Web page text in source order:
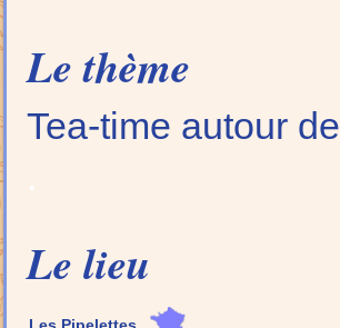
Le thème
Tea-time autour
Le lieu
Les Pipelettes